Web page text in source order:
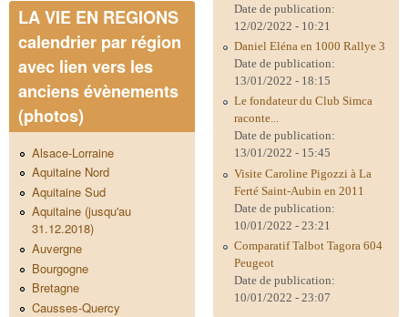
LA VIE EN REGIONS
calendrier par région
avec lien vers les
anciens évènements
(photos)
Alsace-Lorraine
Aquitaine Nord
Aquitaine Sud
Aquitaine (jusqu'au
31.12.2018)
Auvergne
Bourgogne
Bretagne
Causses-Quercy
Date de publication:
12/02/2022 - 10:21
Daniel Eléna en 1000 Rallye 3
Date de publication:
13/01/2022 - 18:15
Le fondateur du Club Simca
raconte...
Date de publication:
13/01/2022 - 15:45
Visite Caroline Pigozzi à La
Ferté Saint-Aubin en 2011
Date de publication:
10/01/2022 - 23:21
Comparatif Talbot Tagora 604
Peugeot
Date de publication:
10/01/2022 - 23:07